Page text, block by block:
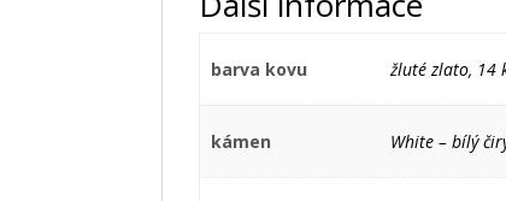
barva kovu žluté zlato, 14
kámen White – bílý